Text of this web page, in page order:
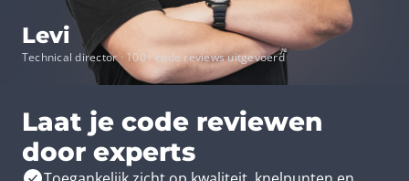
Levi
Technical director · 100+ code reviews uitgevoerd
Laat je code reviewen
door experts